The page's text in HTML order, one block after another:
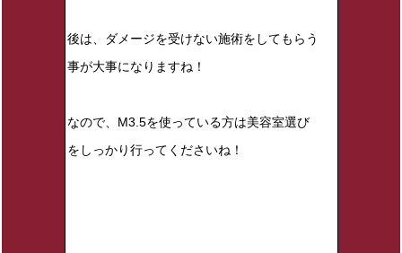
後は、ダメージを受けない施術をしてもらう
事が大事になりますね！
なので、M3.5を使っている方は美容室選び
をしっかり行ってくださいね！